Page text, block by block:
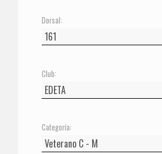
Dorsal:
Club:
Categoría: